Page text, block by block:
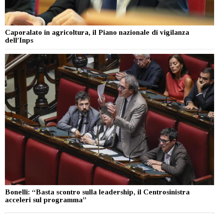
Caporalato in agricoltura, il Piano nazionale di vigilanza
dell’Inps
Bonelli: “Basta scontro sulla leadership, il Centrosinistra
acceleri sul programma”